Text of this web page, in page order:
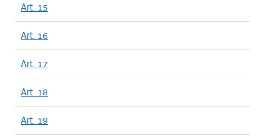
Art. 15
Art. 16
Art. 17
Art. 18
Art. 19